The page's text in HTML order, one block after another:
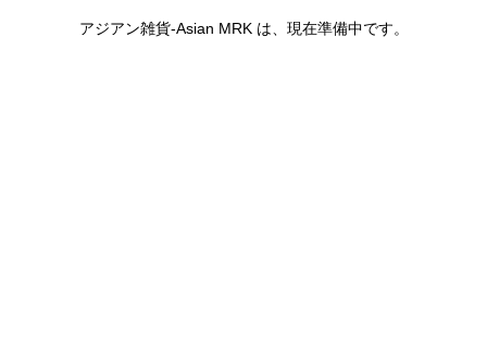
アジアン雑貨-Asian MRK は、現在準備中です。